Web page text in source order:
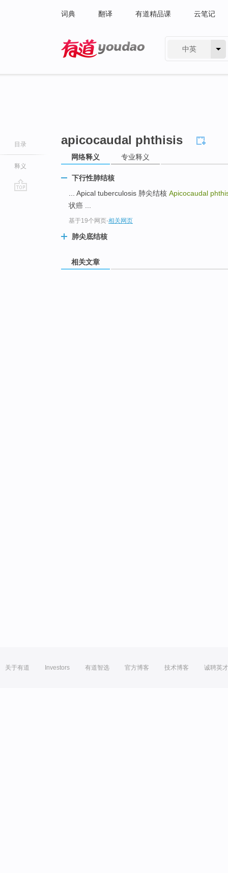
词典 翻译 有道精品课 云笔记
中英
目录
释义
apicocaudal phthisis
网络释义 专业释义
下行性肺结核
... Apical tuberculosis 肺尖结核 Apicocaudal
状癌 ...
基于19个网页-相关网页
肺尖底结核
相关文章
关于有道 Investors 有道智选 官方博客 技术博客 诚聘英才